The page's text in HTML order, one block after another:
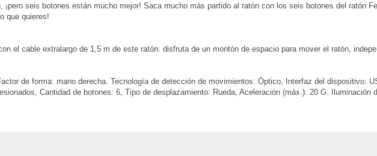
¡pero seis botones están mucho mejor! Saca mucho más partido al ratón con los seis botones del ratón
que quieres!
el cable extralargo de 1,5 m de este ratón: disfruta de un montón de espacio para mover el ratón,
de forma: mano derecha. Tecnología de detección de movimientos: Óptico, Interfaz del dispositivo:
Cantidad de botones: 6, Tipo de desplazamiento: Rueda, Aceleración (máx.): 20 G. Iluminación